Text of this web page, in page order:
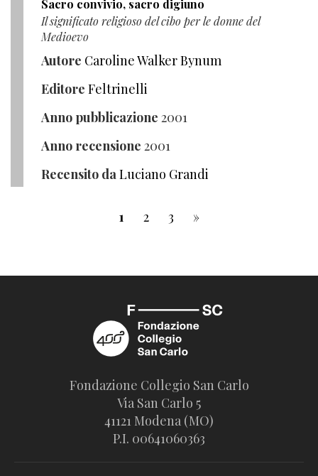
Sacro convivio, sacro digiuno
Il significato religioso del cibo per le donne del
Medioevo
Autore Caroline Walker Bynum
Editore Feltrinelli
Anno pubblicazione 2001
Anno recensione 2001
Recensito daLuciano Grandi
1 2 3 »
Fondazione Collegio San Carlo
Via San Carlo 5
41121 Modena (MO)
P.I. 00641060363